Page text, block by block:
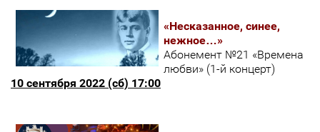
«Несказанное, синее,
нежное…»
Абонемент №21 «Времена
любви» (1-й концерт)
10 сентября 2022 (сб) 17:00